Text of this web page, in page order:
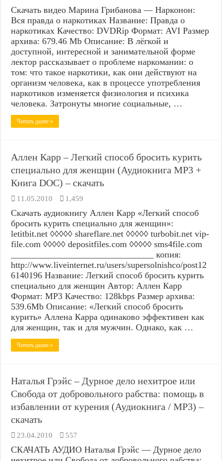
Скачать видео Марина Грибанова — Нарконон:
Вся правда о наркотиках Название: Правда о
наркотиках Качество: DVDRip Формат: AVI Размер
архива: 679.46 Mb Описание: В лёгкой и
доступной, интересной и занимательной форме
лектор рассказывает о проблеме наркомании: о
том: что такое наркотики, как они действуют на
организм человека, как в процессе употребления
наркотиков изменяется физиология и психика
человека. Затронуты многие социальные, …
Читать далее »
Аллен Карр – Легкий способ бросить курить
специально для женщин (Аудиокнига MP3 +
Книга DOC) – скачать
11.05.2010 1,459
Скачать аудиокнигу Аллен Карр «Легкий способ
бросить курить специально для женщин»:
letitbit.net ◊◊◊◊◊ shareflare.net ◊◊◊◊◊ turbobit.net vip-
file.com ◊◊◊◊◊ depositfiles.com ◊◊◊◊◊ sms4file.com
________________________________ копия:
http://www.liveinternet.ru/users/supersolnishco/post12
6140196 Название: Легкий способ бросить курить
специально для женщин Автор: Аллен Карр
Формат: MP3 Качество: 128kbps Размер архива:
539.6Mb Описание: «Легкий способ бросить
курить» Аллена Карра одинаково эффективен как
для женщин, так и для мужчин. Однако, как …
Читать далее »
Наталья Грэйс – Дурное дело нехитрое или
Свобода от добровольного рабства: помощь в
избавлении от курения (Аудиокнига / MP3) –
скачать
23.04.2010 557
СКАЧАТЬ АУДИО Наталья Грэйс — Дурное дело